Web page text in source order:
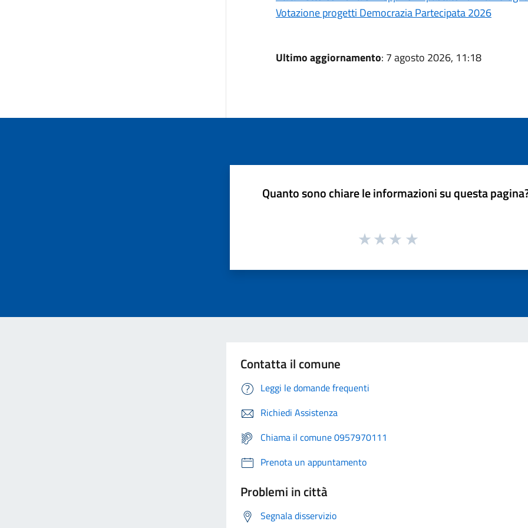
Votazione progetti Democrazia Partecipata 2026
Ultimo aggiornamento: 7 agosto 2026, 11:18
Quanto sono chiare le informazioni su questa
Contatta il comune
Leggi le domande frequenti
Richiedi Assistenza
Chiama il comune 0957970111
Prenota un appuntamento
Problemi in città
Segnala disservizio